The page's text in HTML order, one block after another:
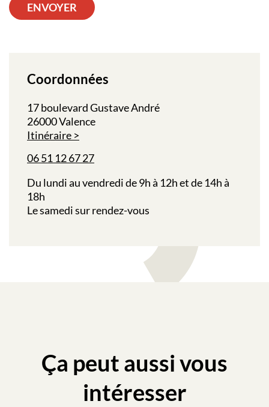
ENVOYER
Coordonnées
17 boulevard Gustave André
26000 Valence
Itinéraire
06 51 12 67 27
Du lundi au vendredi de 9h à 12h et de 14h à
18h
Le samedi sur rendez-vous
Ça peut aussi vous
intéresser